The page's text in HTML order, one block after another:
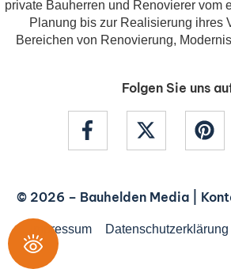
private Bauherren und Renovierer vom
Planung bis zur Realisierung ihres
Bereichen von Renovierung,
Folgen Sie uns
© 2026 – Bauhelden Media|
Impressum Datenschutzerklärung